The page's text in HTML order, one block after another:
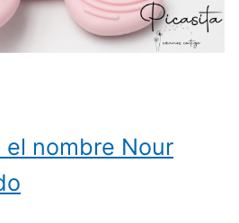
nombre Nour